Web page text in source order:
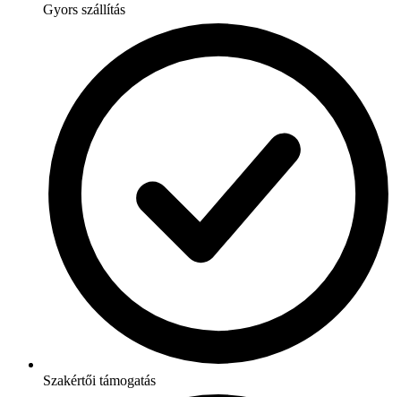
Gyors szállítás
Szakértői támogatás